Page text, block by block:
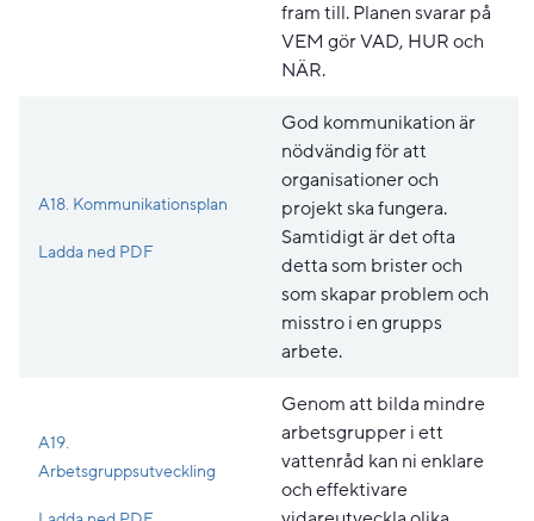
fram till. Planen svarar på
VEM gör VAD, HUR och
NÄR.
A18. Kommunikationsplan
Ladda ned PDFPdf, 648 kB, öppnas i nytt fönster.
God kommunikation är
nödvändig för att
organisationer och
projekt ska fungera.
Samtidigt är det ofta
detta som brister och
som skapar problem och
misstro i en grupps
arbete.
A19.
Arbetsgruppsutveckling
Pdf, 181 kB, öppnas i nytt fönster.
Genom att bilda mindre
arbetsgrupper i ett
vattenråd kan ni enklare
och effektivare